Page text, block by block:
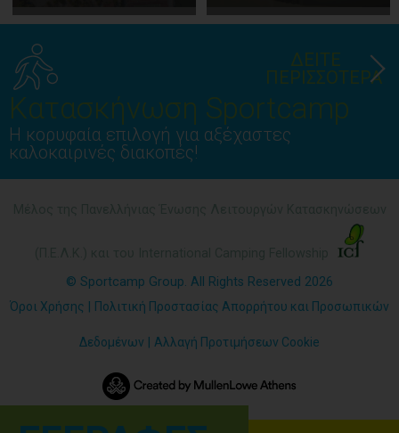
Κατασκήνωση Sportcamp
Η κορυφαία επιλογή για αξέχαστες
καλοκαιρινές διακοπές!
ΔΕΙΤΕ
ΠΕΡΙΣΣΟΤΕΡΑ
© Sportcamp Group. All Rights Reserved 2026
Όροι Χρήσης Πολιτική Προστασίας Απορρήτου και Προσωπικών
Δεδομένων Αλλαγή Προτιμήσεων Cookie